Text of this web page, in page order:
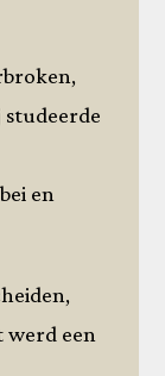
studeerde
en
werd een